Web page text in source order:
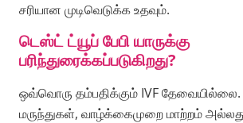
சரியான முடிவெடுக்க உதவும்.
டெஸ்ட் ட்யூப் பேபி யாருக்கு
பரிந்துரைக்கப்படுகிறது?
ஒவ்வொரு தம்பதிக்கும் IVF தேவையில்லை.
மருந்துகள், வாழ்க்கைமுறை மாற்றம்